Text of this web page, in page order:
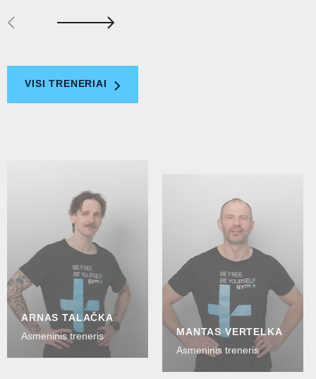
VISI TRENERIAI
ARNAS TALAČKA
Asmeninis treneris
MANTAS VERTELKA
Asmeninis treneris